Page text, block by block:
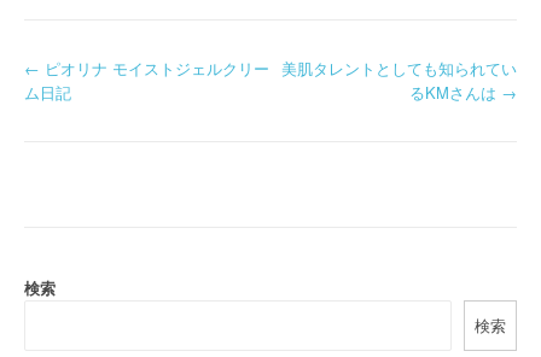
P
a
← ピオリナ モイストジェルクリー
ム日記
美肌タレントとしても知られてい
るKMさんは →
検索
検索